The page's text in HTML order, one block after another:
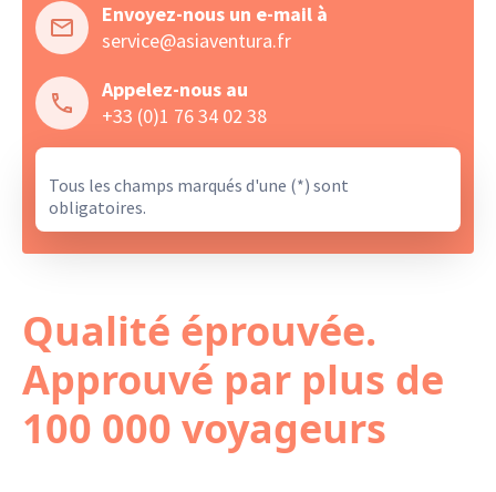
Envoyez-nous un e-mail à
service@asiaventura.fr
Appelez-nous au
+33 (0)1 76 34 02 38
Tous les champs marqués d'une (*) sont
obligatoires.
Qualité éprouvée.
Approuvé par plus de
100 000 voyageurs